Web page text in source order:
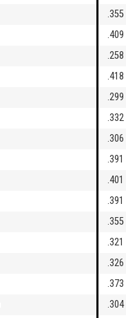
.355
.409
.258
.418
.299
.332
.306
.391
.401
.391
.355
.321
.326
.373
.304